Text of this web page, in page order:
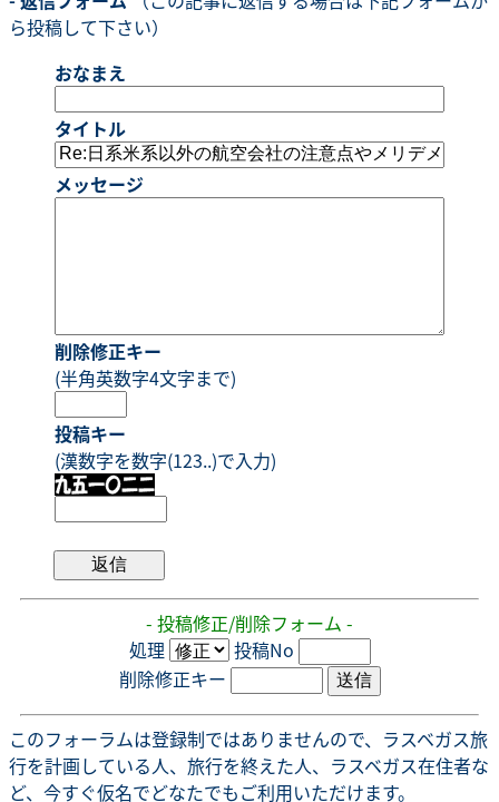
ら投稿して下さい）
おなまえ
タイトル
メッセージ
削除修正キー
(半角英数字4文字まで)
投稿キー
(漢数字を数字(123..)で入力)
- 投稿修正/削除フォーム -
処理
投稿No
削除修正キー
このフォーラムは登録制ではありませんので、ラスベガス旅
行を計画している人、旅行を終えた人、ラスベガス在住者な
ど、今すぐ仮名でどなたでもご利用いただけます。